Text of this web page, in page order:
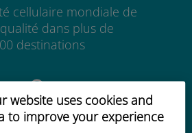
website uses cookies and
to improve your experience
cellulaire mondiale de
dans plus de
destinations